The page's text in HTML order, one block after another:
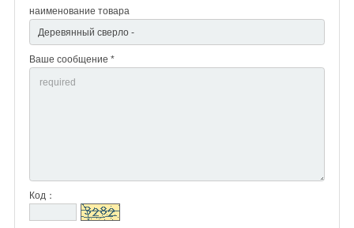
наименование товара
Ваше сообщение *
Код：